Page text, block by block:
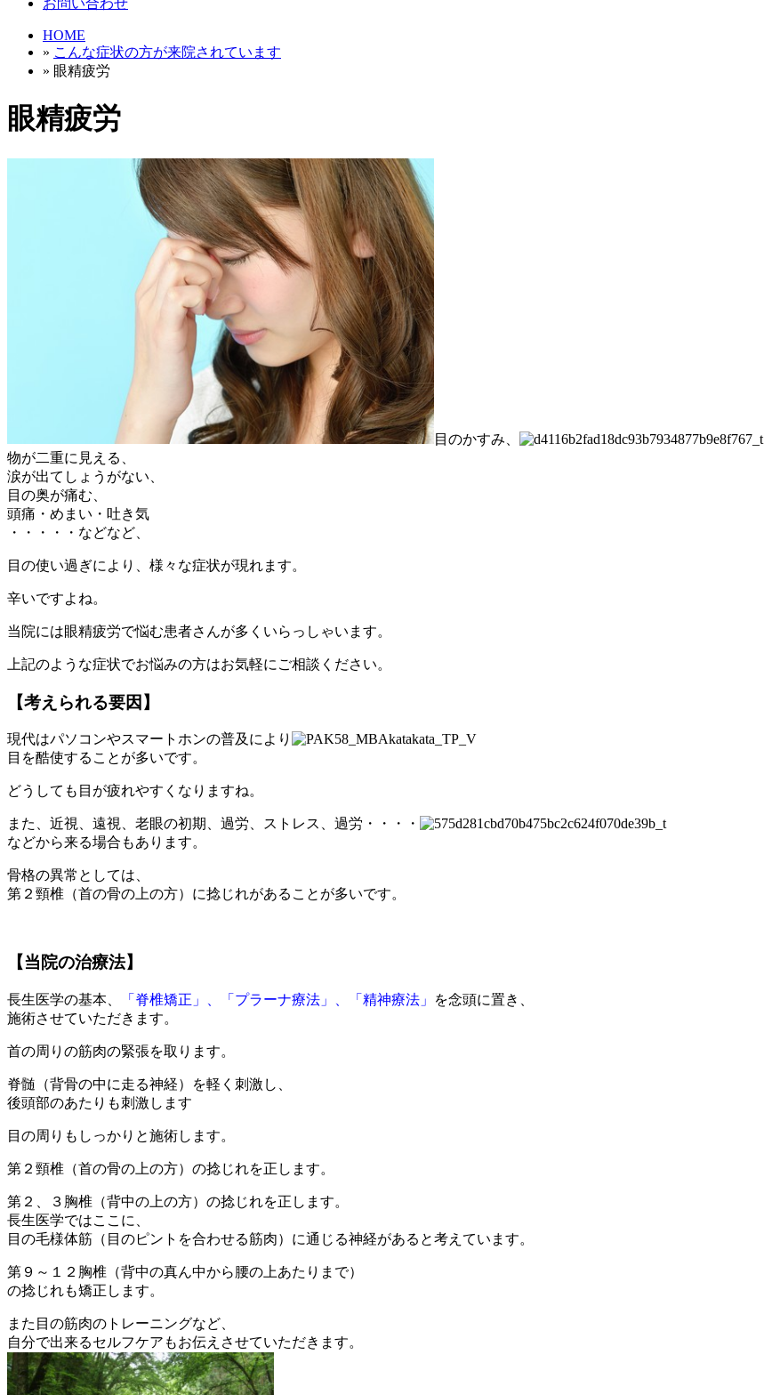
お問い合わせ
HOME
» こんな症状の方が来院されています
» 眼精疲労
眼精疲労
目のかすみ、
物が二重に見える、
涙が出てしょうがない、
目の奥が痛む、
頭痛・めまい・吐き気
・・・・・などなど、
目の使い過ぎにより、様々な症状が現れます。
辛いですよね。
当院には眼精疲労で悩む患者さんが多くいらっしゃいます。
上記のような症状でお悩みの方はお気軽にご相談ください。
【考えられる要因】
現代はパソコンやスマートホンの普及 により
目を酷使することが多いです。
どうしても目が疲れやすくなりますね。
また、 近視、遠視、老眼の初期、過労、ストレス、過労・・・・
などから来る場合もあります。
骨格の異常としては、
第２頸椎（首の骨の上の方）に捻じれがあることが多いです。
【当院の治療法】
長生医学の基本、 「脊椎矯正」、「プラーナ療法」、「精神療法」
を念頭に置き、
施術させていただきます。
首の周りの筋肉の緊張を取ります。
脊髄 （背骨の中に走る神経）を軽く刺激し、
後頭部のあたりも刺激します
目の周り もしっかりと施術します。
第２頸椎 （首の骨の上の方）の捻じれを正します。
第２、３胸椎 （背中の上の方）の捻じれを正します。
長生医学ではここに、
目の毛様体筋 （目のピントを合わせる筋肉）に通じる神経があると考えています。
第９～１２胸椎 （背中の真ん中から腰の上あたりまで）
の捻じれも矯正します。
また目の筋肉のトレーニングなど、
自分で出来るセルフケアもお伝えさせていただきます。